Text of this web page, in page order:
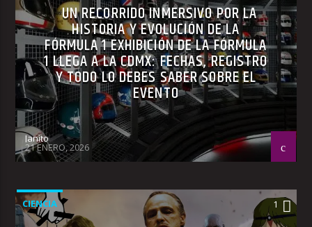
UN RECORRIDO INMERSIVO POR LA
HISTORIA Y EVOLUCIÓN DE LA
FÓRMULA 1 EXHIBICIÓN DE LA FÓRMULA
1 LLEGA A LA CDMX: FECHAS, REGISTRO
Y TODO LO DEBES SABER SOBRE EL
EVENTO
Janito
21 ENERO, 2026
CIENCIA 1